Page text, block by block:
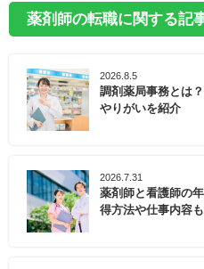
薬剤師の転職に関する記
2026.8.5
調剤薬局事務とは
やりがいを紹介
2026.7.31
薬剤師と看護師の
得方法や仕事内容